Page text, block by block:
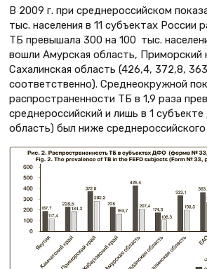
В 2009 г. при среднероссийском
тыс. населения в 11 субъектах России
ТБ превышала 300 на 100 тыс.
вошли Амурская область, Приморский
Сахалинская область (426,4, 372,8,
соответственно). Среднеокружной
распространенности ТБ в 1,9 раза
среднероссийский и лишь в 1
область) был ниже среднероссийского